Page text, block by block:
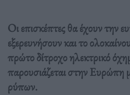
Οι επισκέπτες θα έχουν την
εξερευνήσουν και το
πρώτο δίτροχο ηλεκτρικό
παρουσιάζεται στην Ευρώπη
ρύπων.